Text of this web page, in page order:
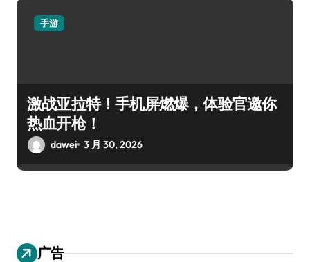
手游
激战亚拉特！手机屏燃爆，体验官邀你
热血开枪！
dawei 3 月 30, 2026
广告